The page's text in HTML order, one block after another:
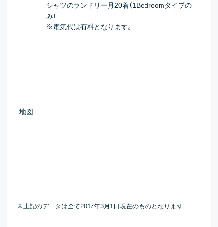
シャツのランドリー月20着（1Bedroomタイプの
み）
※電気代は有料となります。
地図
※上記のデータは全て2017年3月1日現在のものとなります